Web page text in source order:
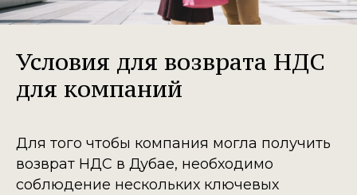
Условия для возврата НДС
для компаний
Для того чтобы компания могла получить
возврат НДС в Дубае, необходимо
соблюдение нескольких ключевых